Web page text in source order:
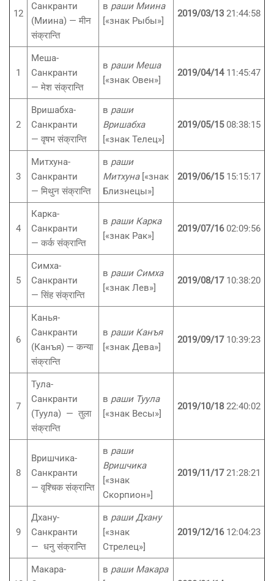
12
Санкранти
(Миина) — मीन
संक्रान्ति
в раши Миина
[«знак Рыбы»]
2019/03/13 21:44:58
1
Меша-
Санкранти
— मेश संक्रान्ति
в раши Меша
[«знак Овен»]
2019/04/1411:45:47
2
Вришабха-
Санкранти
— वृषभ संक्रान्ति
в раши
Вришабха
[«знак Телец»]
2019/05/1508:38:15
3
Митхуна-
Санкранти
— मिथुन संक्रान्ति
в раши
Митхуна[«знак
Близнецы»]
2019/06/1515:15:17
4
Карка-
Санкранти
— कर्क संक्रान्ति
в раши Карка
[«знак Рак»]
2019/07/1602:09:56
5
Симха-
Санкранти
— सिंह संक्रान्ति
в раши Симха
[«знак Лев»]
2019/08/1710:38:20
6
Канья-
Санкранти
(Канъя) — कन्या
संक्रान्ति
в раши Канъя
[«знак Дева»]
2019/09/1710:39:23
7
Тула-
Санкранти
(Туула) — तुला
संक्रान्ति
в раши Туула
[«знак Весы»]
2019/10/1822:40:02
8
Вришчика-
Санкранти
— वृश्चिक संक्रान्ति
в раши
Вришчика
[«знак
Скорпион»]
2019/11/1721:28:21
9
Дхану-
Санкранти
— धनु संक्रान्ति
в раши Дхану
[«знак
Стрелец»]
2019/12/1612:04:23
Макара-
в раши Макара